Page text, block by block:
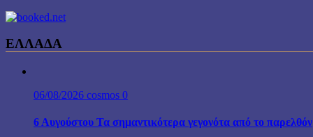
ΕΛΛΑΔΑ
06/08/2026 cosmos 0
6 Αυγούστου Τα σημαντικότερα γεγονότα από το παρελθόν